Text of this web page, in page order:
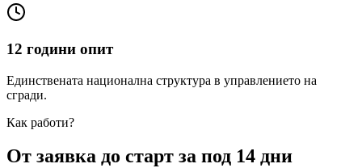
12 години опит
Единствената национална структура в управлението на
сгради.
Как работи?
От заявка до старт за под 14 дни